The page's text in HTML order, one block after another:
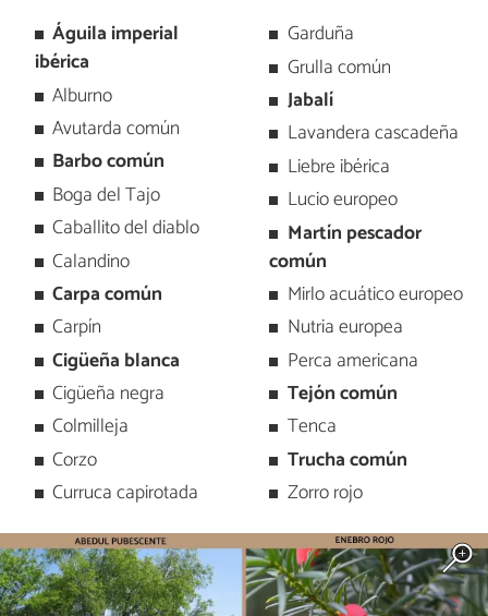
Águila imperial
ibérica
Alburno
Avutarda común
Barbo común
Boga del Tajo
Caballito del diablo
Calandino
Carpa común
Carpín
Cigüeña blanca
Cigüeña negra
Colmilleja
Corzo
Curruca capirotada
Garduña
Grulla común
Jabalí
Lavandera cascadeña
Liebre ibérica
Lucio europeo
Martín pescador
común
Mirlo acuático europeo
Nutria europea
Perca americana
Tejón común
Tenca
Trucha común
Zorro rojo